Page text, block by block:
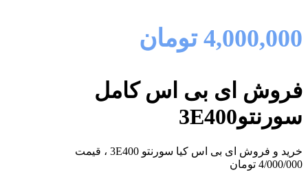
4,000,000 تومان
فروش ای بی اس کامل
سورنتو3E400
خرید و فروش ای بی اس کیا سورنتو 3E400 ، قیمت
4/000/000 تومان